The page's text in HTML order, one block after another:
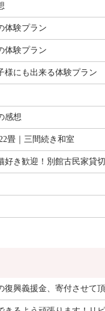
体験プラン
体験プラン
様にも出来る体験プラン
感想
畳｜三間続き和室
好き歓迎！別館古民家貸
復興義援金、寄付させて頂